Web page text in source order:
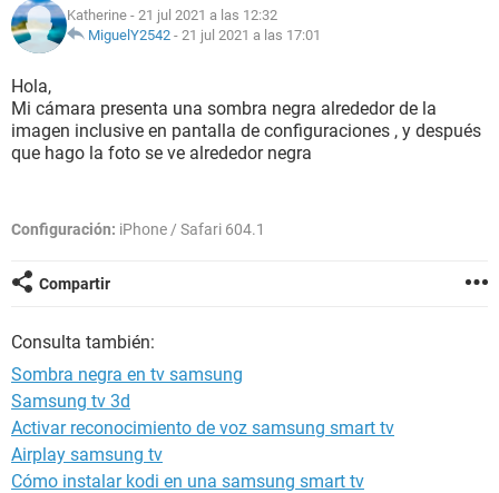
Katherine - 21 jul 2021 a las 12:32
MiguelY2542 - 21 jul 2021 a las 17:01
Hola,
Mi cámara presenta una sombra negra alrededor de la
imagen inclusive en pantalla de configuraciones , y después
que hago la foto se ve alrededor negra
Configuración: iPhone / Safari 604.1
Compartir
Consulta también:
Sombra negra en tv samsung
Samsung tv 3d
Activar reconocimiento de voz samsung smart tv
Airplay samsung tv
Cómo instalar kodi en una samsung smart tv